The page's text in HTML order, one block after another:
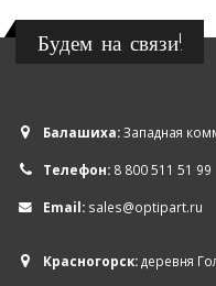
Будем на связи!
Балашиха:Западная
Телефон: 8 800 511 51 99
Email: sales@optipart.ru
Красногорск:деревня